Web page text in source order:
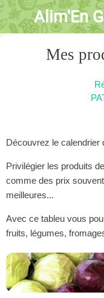
Alim'En
Mes
Découvrez le calendrier
Privilégier les produits
comme des prix
meilleures...
Avec ce tableu vous
fruits, légumes,